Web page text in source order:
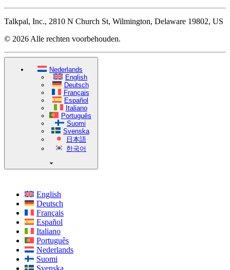
Talkpal, Inc., 2810 N Church St, Wilmington, Delaware 19802, US
© 2026 Alle rechten voorbehouden.
Nederlands
English
Deutsch
Français
Español
Italiano
Português
Suomi
Svenska
日本語
한국어
English
Deutsch
Français
Español
Italiano
Português
Nederlands
Suomi
Svenska